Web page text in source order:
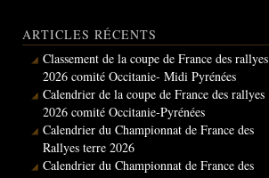
ARTICLES RÉCENTS
Classement de la coupe de France des rallyes
2026 comité Occitanie- Midi Pyrénées
Calendrier de la coupe de France des rallyes
2026 comité Occitanie-Pyrénées
Calendrier du Championnat de France des
Rallyes terre 2026
Calendrier du Championnat de France des